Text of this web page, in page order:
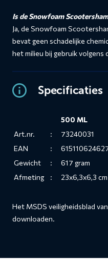
Is de Snowfoam
Ja, de Snowfoam
bevat geen schadelijke
het milieu bij gebruik
Specificaties
500 ML
Art.nr.
: 73240031
EAN
:
Gewicht
: 617 gram
Afmeting
: 23x6,3x6,3
Het MSDS veiligheidsblad
downloaden.